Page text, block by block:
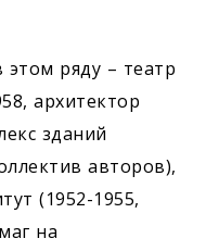
ряду – театр
архитектор
зданий
авторов),
(1952-1955,
на